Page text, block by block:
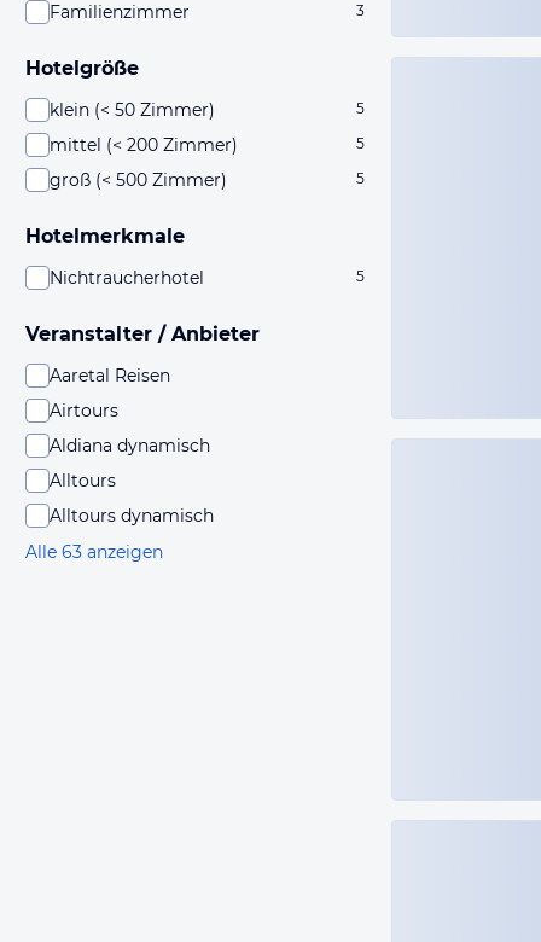
Familienzimmer 3
Hotelgröße
klein (< 50 Zimmer) 5
mittel (< 200 Zimmer) 5
groß (< 500 Zimmer) 5
Hotelmerkmale
Nichtraucherhotel 5
Veranstalter / Anbieter
Aaretal Reisen
Airtours
Aldiana dynamisch
Alltours
Alltours dynamisch
Alle 63 anzeigen